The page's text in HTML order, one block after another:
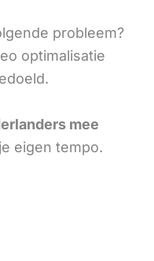
probleem?
optimalisatie
mee
eigen tempo.